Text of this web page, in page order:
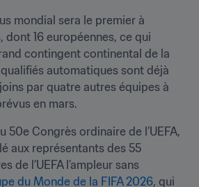
mondial sera le premier à
16 européennes, ce qui
contingent continental de la
automatiques sont déjà
par quatre autres équipes à
en mars.
50e Congrès ordinaire de l’UEFA,
aux représentants des 55
de l’UEFA l’ampleur sans
du Monde de la FIFA 2026, qui